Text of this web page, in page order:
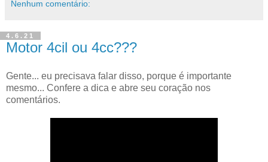
Nenhum comentário:
4.6.21
Motor 4cil ou 4cc???
Gente... eu precisava falar disso, porque é importante
mesmo... Confere a dica e abre seu coração nos
comentários.